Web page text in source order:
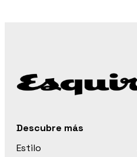
Descubre más
Estilo